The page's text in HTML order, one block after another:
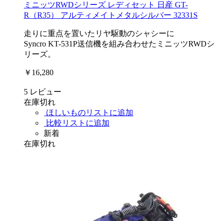
ミニッツRWDシリーズ レディセット 日産 GT-
R（R35） アルティメイトメタルシルバー 32331S
走りに重点を置いたリヤ駆動のシャシーに
Syncro KT-531P送信機を組み合わせたミニッツRWDシ
リーズ。
￥16,280
5 レビュー
在庫切れ
ほしいものリストに追加
比較リストに追加
新着
在庫切れ